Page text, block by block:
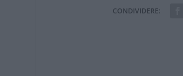
CONDIVIDERE: